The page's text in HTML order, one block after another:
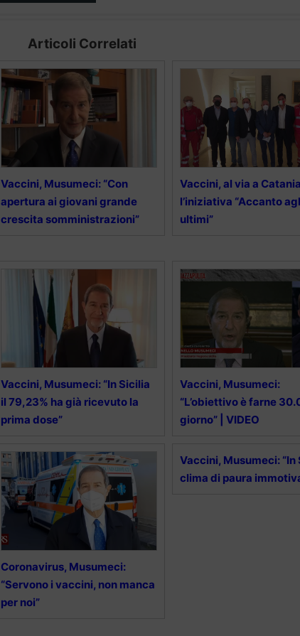
Articoli Correlati
Vaccini, Musumeci: “Con
apertura ai giovani grande
crescita somministrazioni”
Vaccini, al via a Catania
l’iniziativa “Accanto
ultimi”
Vaccini, Musumeci: “In Sicilia
il 79,23% ha già ricevuto la
prima dose”
Vaccini, Musumeci:
“L’obiettivo è farne
giorno” | VIDEO
Coronavirus, Musumeci:
“Servono i vaccini, non manca
per noi”
Vaccini, Musumeci: “In
clima di paura